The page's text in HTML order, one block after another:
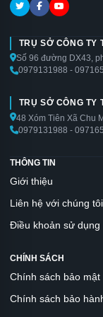
TRỤ SỞ CÔNG TY
Số 96 đường DX43,
0979131988 -
TRỤ SỞ CÔNG TY
48 Xóm Tiên Xã Chu
0979131988 -
THÔNG TIN
Giới thiệu
Liên hệ với chúng tôi
Điều khoản sử dụng
CHÍNH SÁCH
Chính sách bảo mật
Chính sách bảo